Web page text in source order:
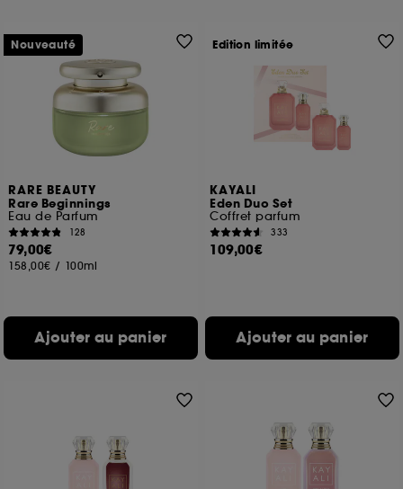
RARE BEAUTY
Rare Beginnings
Eau de Parfum
128
79,00€
158,00€ / 100ml
Ajouter au panier
Nouveauté
KAYALI
Eden Duo Set
Coffret parfum
333
109,00€
Ajouter au panier
Edition limitée